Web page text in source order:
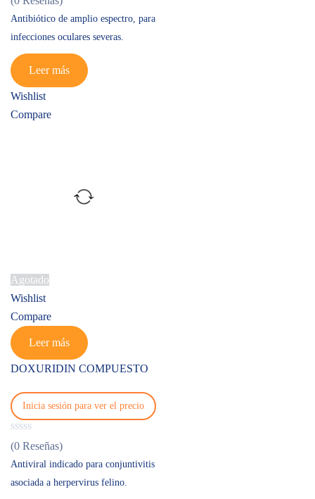
Antibiótico de amplio espectro, para
infecciones oculares severas.
Leer más
Wishlist
Compare
Agotado
Wishlist
Compare
Leer más
DOXURIDIN COMPUESTO
Inicia sesión para ver el precio
(0 Reseñas)
Antiviral indicado para conjuntivitis
asociada a herpervirus felino.